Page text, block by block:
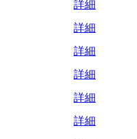
詳細
詳細
詳細
詳細
詳細
詳細